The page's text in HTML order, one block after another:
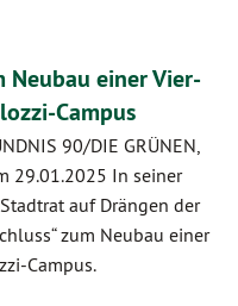
Neubau einer Vier-
Campus
90/DIE GRÜNEN,
29.01.2025 In seiner
auf Drängen der
zum Neubau einer
Campus.